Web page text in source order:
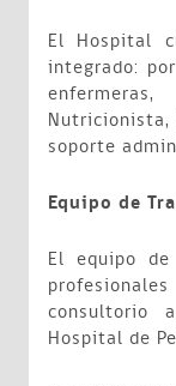
El Hospital
integrado:
Nutricionista,
soporte
Equipo de
El equipo
consultorio
Hospital de